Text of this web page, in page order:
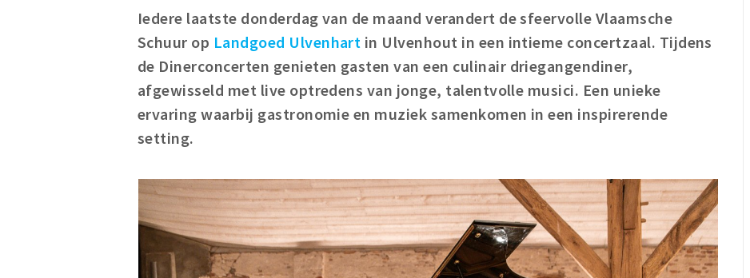
Iedere laatste donderdag van de maand verandert de sfeervolle Vlaamsche
Schuur op Landgoed Ulvenhart in Ulvenhout in een intieme concertzaal. Tijdens
de Dinerconcerten genieten gasten van een culinair driegangendiner,
afgewisseld met live optredens van jonge, talentvolle musici. Een unieke
ervaring waarbij gastronomie en muziek samenkomen in een inspirerende
setting.